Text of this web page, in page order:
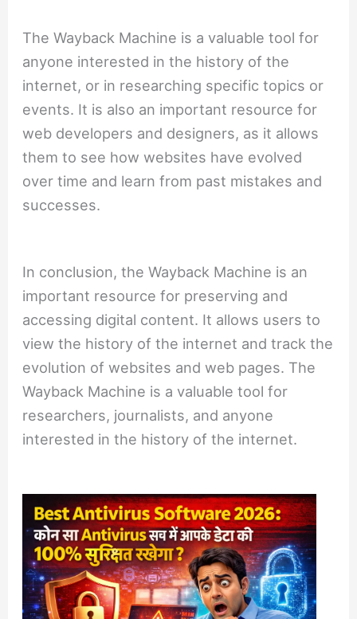
The Wayback Machine is a valuable tool for
anyone interested in the history of the
internet, or in researching specific topics or
events. It is also an important resource for
web developers and designers, as it allows
them to see how websites have evolved
over time and learn from past mistakes and
successes.
In conclusion, the Wayback Machine is an
important resource for preserving and
accessing digital content. It allows users to
view the history of the internet and track the
evolution of websites and web pages. The
Wayback Machine is a valuable tool for
researchers, journalists, and anyone
interested in the history of the internet.